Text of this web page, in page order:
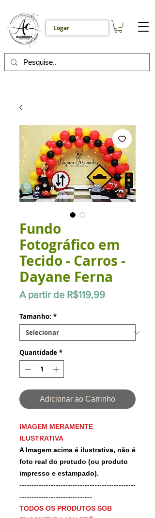
Logar
Fundo
Fotográfico em
Tecido - Carros -
Dayane Ferna
A partir de R$119,99Preço
Tamanho: *
Quantidade *
Adicionar ao Carrinho
IMAGEM MERAMENTE
ILUSTRATIVA
A Imagem acima é ilustrativa, não é
foto real do protudo (ou produto
impresso e estampado).
------------------------------------------------
------------------------------
TODOS OS PRODUTOS SOB